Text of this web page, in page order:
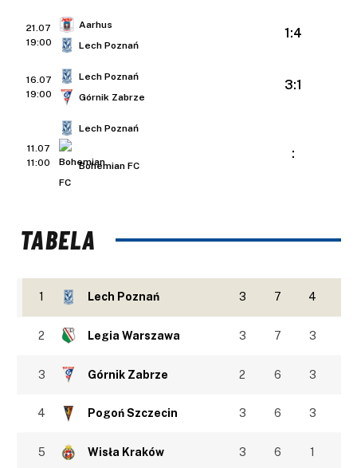
21.07
19:00
Aarhus
Lech Poznań
1:4
16.07
19:00
Lech Poznań
Górnik Zabrze
3:1
11.07
11:00
Lech Poznań
Bohemian FC
:
TABELA
1 Lech Poznań 3 7 4
2 Legia Warszawa 3 7 3
3 Górnik Zabrze 2 6 3
4 Pogoń Szczecin 3 6 3
5 Wisła Kraków 3 6 1